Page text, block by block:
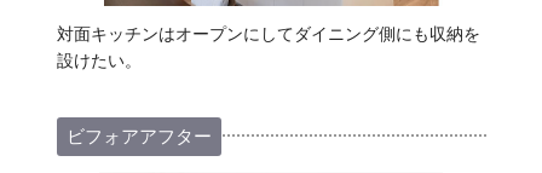
対面キッチンはオープンにしてダイニング側にも収納を
設けたい。
ビフォアアフター